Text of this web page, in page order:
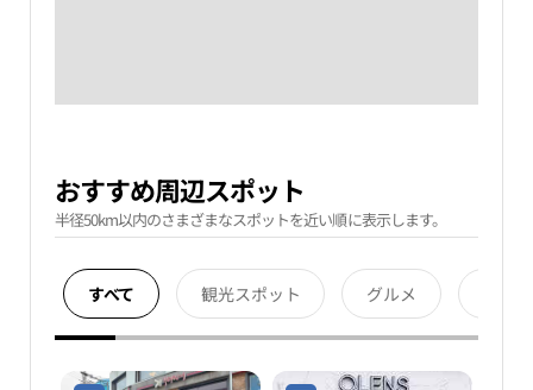
おすすめ周辺スポット
半径50km以内のさまざまなスポットを近い順に表示します。
すべて 観光スポット グルメ